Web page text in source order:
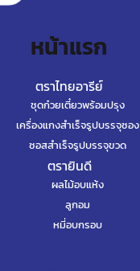
หน้าแรก
ตราไทยอารีย์
ชุดก๋วยเตี๋ยวพร้อมปรุง
เครื่องแกงสำเร็จรูปบรรจุซอง
ซอสสำเร็จรูปบรรจุขวด
ตรายินดี
ผลไม้อบแห้ง
ลูกอม
หมี่อบกรอบ